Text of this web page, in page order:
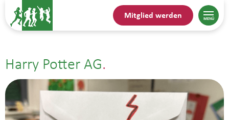
Mitglied werden
Harry Potter AG